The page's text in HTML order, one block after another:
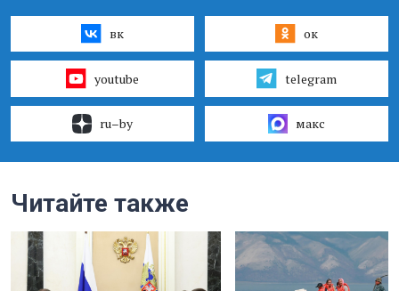
вк ок
youtube telegram
ru–by макс
Читайте также